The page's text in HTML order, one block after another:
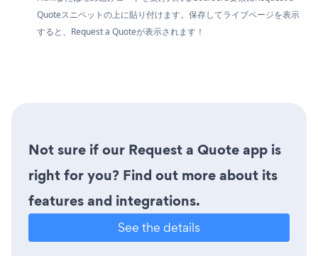
Quoteスニペットの上に貼り付けます。保存してライブページを表示
すると、Request a Quoteが表示されます！
Not sure if our Request a Quote app is
right for you? Find out more about its
features and integrations.
See the details